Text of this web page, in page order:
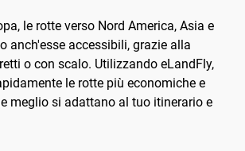
le rotte verso Nord America, Asia e
anch'esse accessibili, grazie alla
o con scalo. Utilizzando eLandFly,
le rotte più economiche e
meglio si adattano al tuo itinerario e